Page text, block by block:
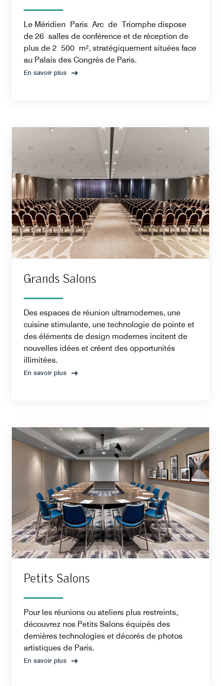
Le Méridien Paris Arc de Triomphe dispose
de 26 salles de conférence et de réception de
plus de 2 500 m², stratégiquement situées face
au Palais des Congrès de Paris.
En savoir plus
Grands Salons
Des espaces de réunion ultramodernes, une
cuisine stimulante, une technologie de pointe et
des éléments de design modernes incitent de
nouvelles idées et créent des opportunités
illimitées.
En savoir plus
Petits Salons
Pour les réunions ou ateliers plus restreints,
découvrez nos Petits Salons équipés des
dernières technologies et décorés de photos
artistiques de Paris.
En savoir plus